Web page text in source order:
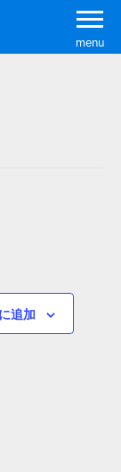
menu
追加